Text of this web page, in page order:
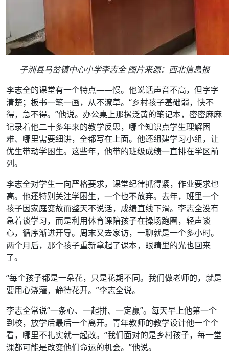
子洲县马岔镇中心小学李志全 图片来源：西北信息报
李志全的课堂有一个特点——慢。他说话声音不高，但字字
清楚；板书一笔一画，从不潦草。“乡村孩子基础弱，快不
得，急不得。”他说。办公桌上那摞泛黄的笔记本，密密麻麻
记录着他二十多年来的教学反思，哪个知识点学生理解困
难、哪里需要细讲，全都写在上面。他还组建学习小组，让
优生带动学困生。这些年，他带的班级成绩一直排在学区前
列。
李志全对学生一向严格要求，课堂纪律抓得紧，作业要求也
高。他还特别关注学困生，一个也不放弃。去年，班里一个
孩子因家庭变故而整天不说话，成绩直线下滑。李志全没有
急着谈学习，而是利用体育课陪孩子在操场跑圈，轻声谈
心，循序渐进开导。周末又去家访，一聊就是一个多小时。
两个月后，那个孩子重新拿起了课本，眼睛里的光也回来
了。
“每个孩子都是一朵花，只是花期不同。我们做老师的，就是
要用心浇灌，静待花开。”李志全说。
李志全常说“一条心、一起拼、一定赢”。每天早上他第一个
到校，放学后最后一个离开。青年教师的教学设计他一个个
看，哪里不扎实就一起改。“我们面对的是乡村孩子，每一堂
课都可能是改变他们命运的机会。”他说。